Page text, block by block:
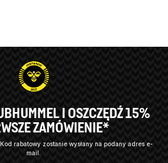
I OSZCZĘDŹ 15%
ZAMÓWIENIE*
Kod rabatowy zostanie wysłany na podany adres e-
mail.